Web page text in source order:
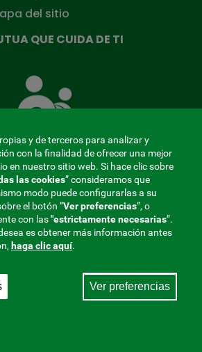
del sitio
QUE CUIDA DE TI
Mutua
que
ti
Aviso legal|Privacidad
con la Seguridad Social, 275.
y de terceros para analizar y
con la finalidad de ofrecer una mejor
en nuestro sitio web. Si hace clic sobre
las cookies” consideramos que
modo puede configurarlas a su
el botón ”Ver preferencias”, o
con las"estrictamentenecesarias”.
es obtener más información antes
haga clic aquí.
Ver preferencias